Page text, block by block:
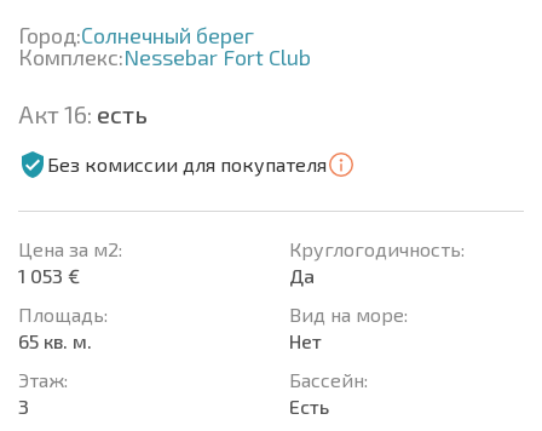
Город:Солнечный берег
Комплекс:Nessebar Fort Club
Акт 16: есть
Без комиссии для покупателя
Цена за м2:
1 053 €
Площадь:
65 кв. м.
Этаж:
3
Круглогодичность:
Да
Вид на море:
Нет
Басcейн:
Есть